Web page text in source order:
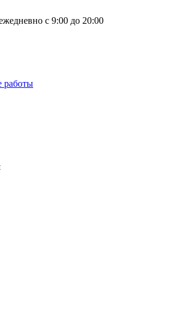
с 9:00 до 20:00
работы